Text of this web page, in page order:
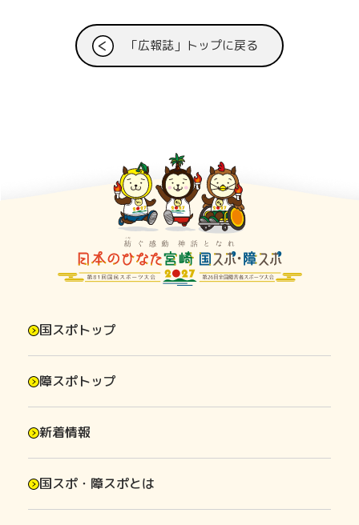
「広報誌」トップに戻る
国スポトップ
障スポトップ
新着情報
国スポ・障スポとは